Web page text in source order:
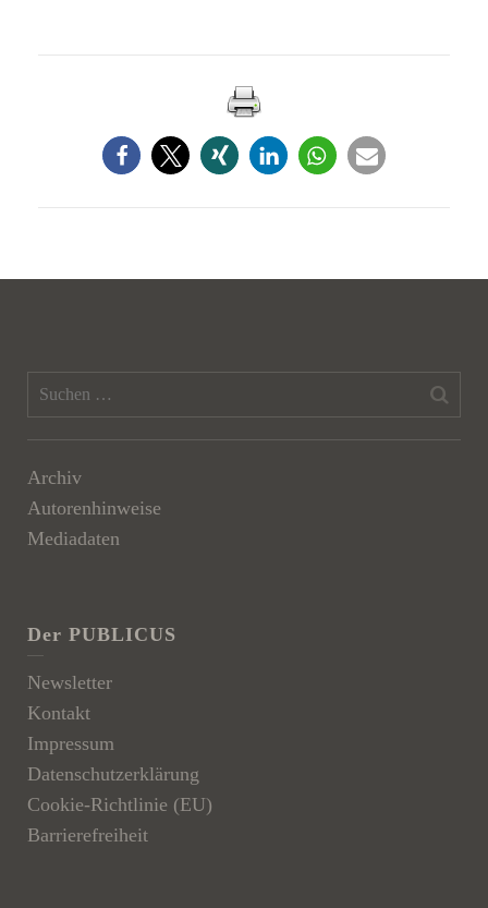
Archiv
Autorenhinweise
Mediadaten
Der PUBLICUS
Newsletter
Kontakt
Impressum
Datenschutzerklärung
Cookie-Richtlinie (EU)
Barrierefreiheit